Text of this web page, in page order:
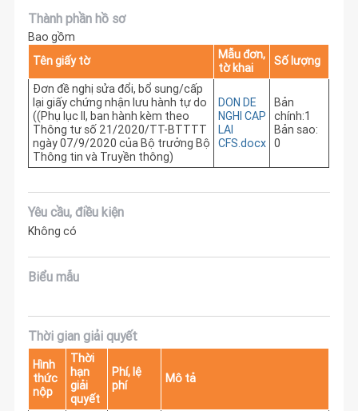
Thành phần hồ sơ
Bao gồm
Tên giấy tờ
Mẫu đơn,
tờ khai
Số lượng
Đơn đề nghị sửa đổi, bổ sung/cấp
lại giấy chứng nhận lưu hành tự do
((Phụ lục II, ban hành kèm theo
Thông tư số 21/2020/TT-BTTTT
ngày 07/9/2020 của Bộ trưởng Bộ
Thông tin và Truyền thông)
DON DE
NGHI CAP
LAI
CFS.docx
Bản
chính:1
Bản sao:
0
Yêu cầu, điều kiện
Không có
Biểu mẫu
Thời gian giải quyết
Hình
thức
nộp
Thời
hạn
giải
quyết
Phí, lệ
phí
Mô tả